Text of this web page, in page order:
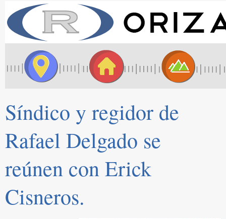
Síndico y regidor de
Rafael Delgado se
reúnen con Erick
Cisneros.